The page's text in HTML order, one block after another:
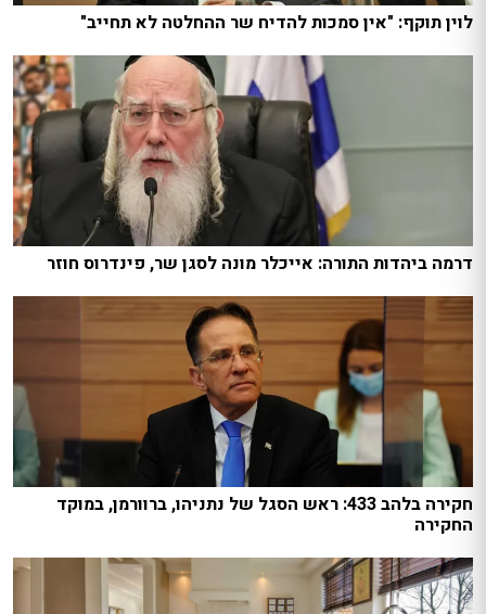
לוין תוקף: "אין סמכות להדיח שר ההחלטה לא תחייב"
דרמה ביהדות התורה: אייכלר מונה לסגן שר, פינדרוס חוזר
חקירה בלהב 433: ראש הסגל של נתניהו, ברוורמן, במוקד
החקירה